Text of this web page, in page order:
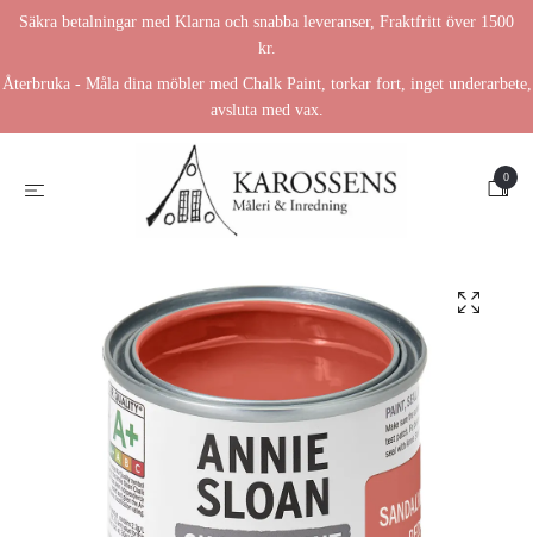
Säkra betalningar med Klarna och snabba leveranser, Fraktfritt över 1500
kr.
Återbruka - Måla dina möbler med Chalk Paint, torkar fort, inget underarbete,
avsluta med vax.
0